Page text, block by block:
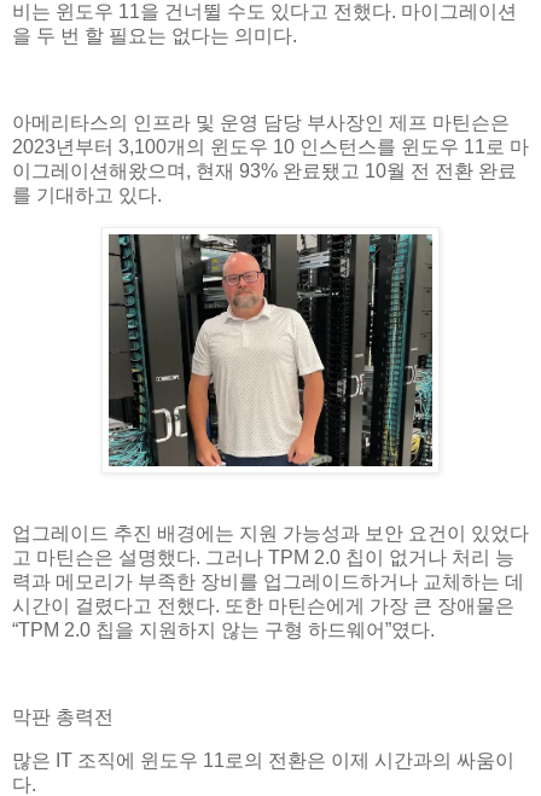
비는 윈도우 11을 건너뛸 수도 있다고 전했다. 마이그레이션
을 두 번 할 필요는 없다는 의미다.
아메리타스의 인프라 및 운영 담당 부사장인 제프 마틴슨은
2023년부터 3,100개의 윈도우 10 인스턴스를 윈도우 11로 마
이그레이션해왔으며, 현재 93% 완료됐고 10월 전 전환 완료
를 기대하고 있다.
업그레이드 추진 배경에는 지원 가능성과 보안 요건이 있었다
고 마틴슨은 설명했다. 그러나 TPM 2.0 칩이 없거나 처리 능
력과 메모리가 부족한 장비를 업그레이드하거나 교체하는 데
시간이 걸렸다고 전했다. 또한 마틴슨에게 가장 큰 장애물은
“TPM 2.0 칩을 지원하지 않는 구형 하드웨어”였다.
막판 총력전
많은 IT 조직에 윈도우 11로의 전환은 이제 시간과의 싸움이
다.